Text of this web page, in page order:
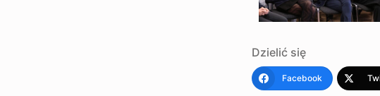
Dzielić się
Facebook